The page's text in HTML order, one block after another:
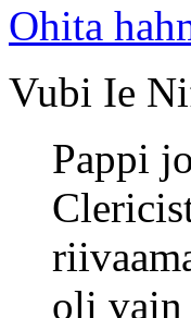
Ohita
Vubi Ie
Pappi
oli vain